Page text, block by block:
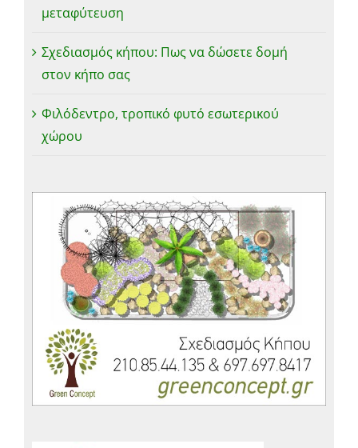
μεταφύτευση
Σχεδιασμός κήπου: Πως να δώσετε δομή
στον κήπο σας
Φιλόδεντρο, τροπικό φυτό εσωτερικού
χώρου